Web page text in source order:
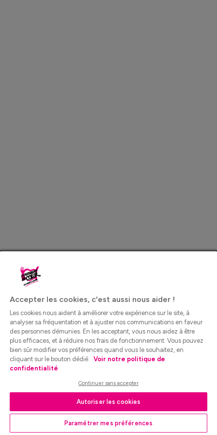
Accepter les cookies, c'est aussi nous aider !
Les cookies nous aident à améliorer votre expérience sur le site, à
analyser sa fréquentation et à ajuster nos communications en faveur
des personnes démunies. En les acceptant, vous nous aidez à être
plus efficaces, et à réduire nos frais de fonctionnement. Vous pouvez
bien sûr modifier vos préférences quand vous le souhaitez, en
cliquant sur le bouton dédié. Voir notre politique de
confidentialité
Continuer sans accepter
Autoriser les cookies
Paramétrer mes préférences